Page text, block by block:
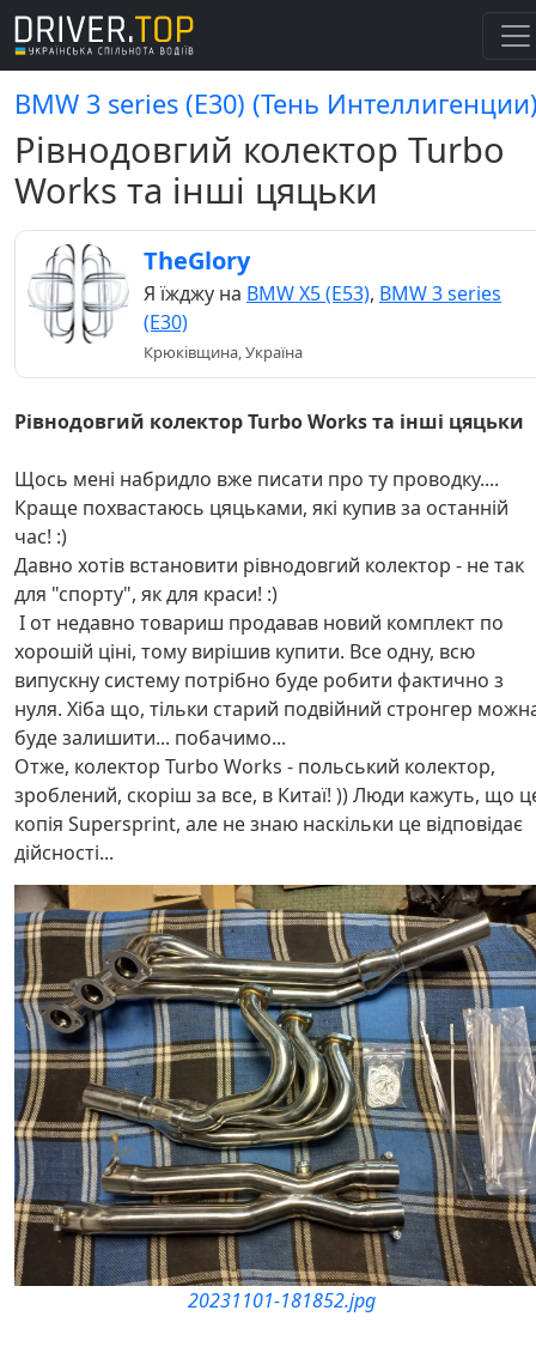
BMW 3 series (E30) (Тень
Рівнодовгий колектор Turbo
Works та інші цяцьки
TheGlory
Я їжджу на BMW X5 (E53), BMW 3 series
(E30)
Крюківщина, Україна
Рівнодовгий колектор Turbo Works та інші цяцьки
Щось мені набридло вже писати про ту проводку....
Краще похвастаюсь цяцьками, які купив за останній
час! :)
Давно хотів встановити рівнодовгий колектор - не так
для "спорту", як для краси! :)
І от недавно товариш продавав новий комплект по
хорошій ціні, тому вирішив купити. Все одну, всю
випускну систему потрібно буде робити фактично з
нуля. Хіба що, тільки старий подвійний стронгер
буде залишити... побачимо...
Отже, колектор Turbo Works - польський колектор,
зроблений, скоріш за все, в Китаї! )) Люди кажуть, що
копія Supersprint, але не знаю наскільки це відповідає
дійсності...
20231101-181852.jpg